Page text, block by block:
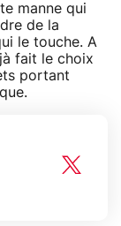
manne qui
de la
le touche. A
fait le choix
portant